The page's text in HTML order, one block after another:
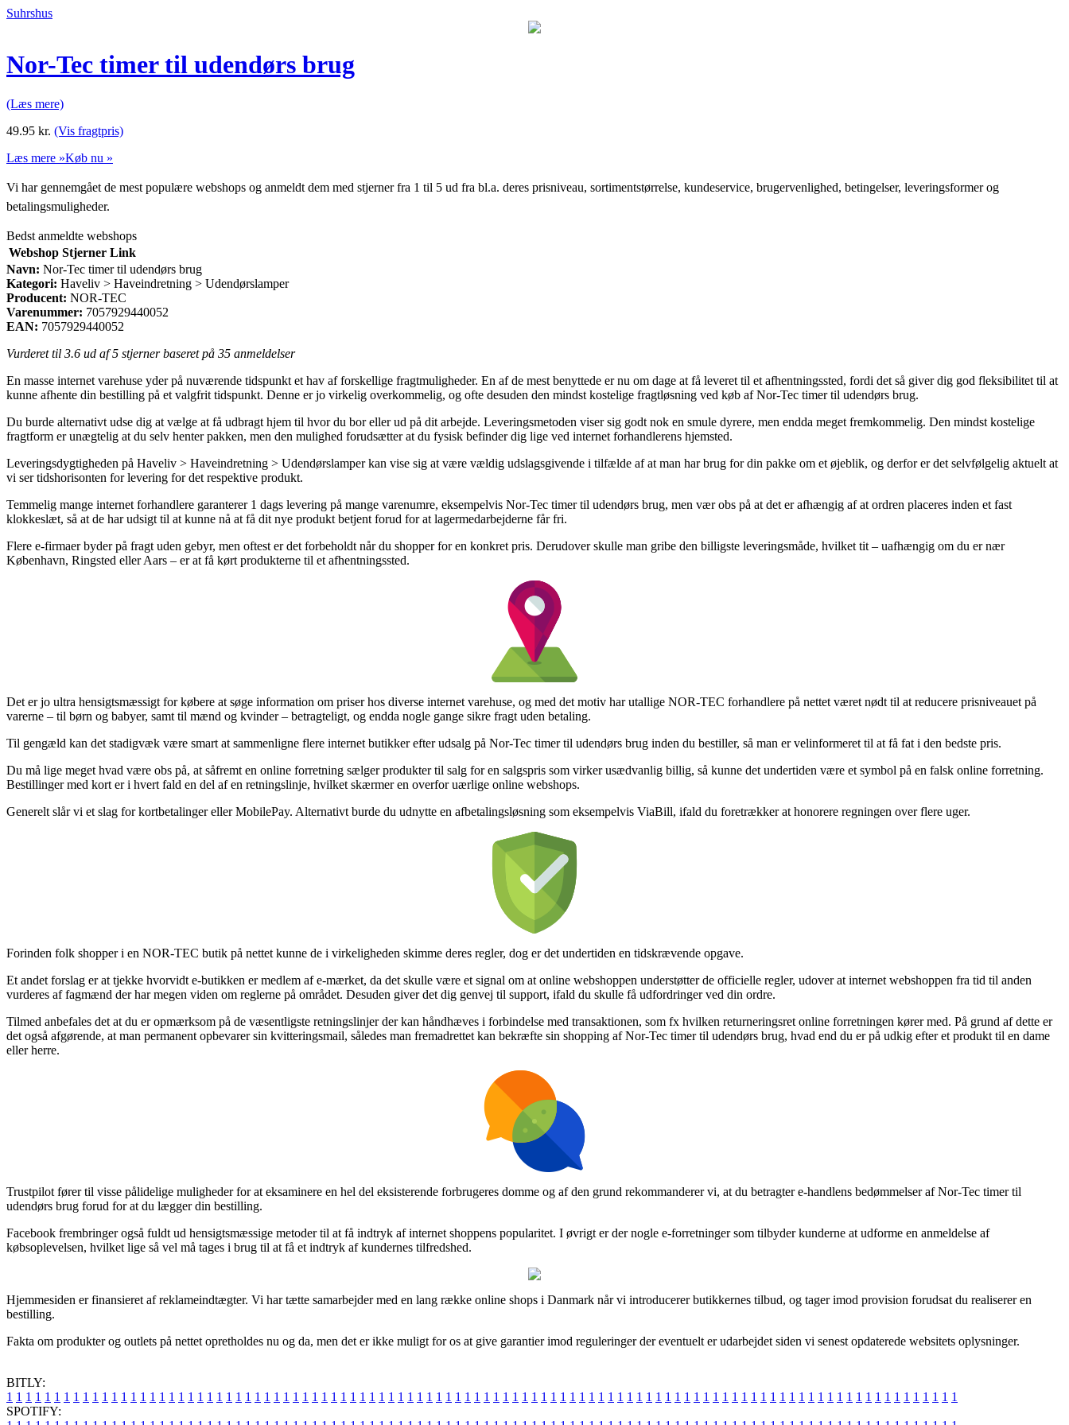
Suhrshus
Nor-Tec timer til udendørs brug
(Læs mere)
49.95 kr. (Vis fragtpris)
Læs mere »Køb nu »
Vi har gennemgået de mest populære webshops og anmeldt dem med stjerner fra 1 til 5 ud fra bl.a. deres prisniveau, sortimentstørrelse, kundeservice, brugervenlighed, betingelser, leveringsformer og
betalingsmuligheder.
Bedst anmeldte webshops
Webshop Stjerner Link
Navn: Nor-Tec timer til udendørs brug
Kategori: Haveliv > Haveindretning > Udendørslamper
Producent: NOR-TEC
Varenummer: 7057929440052
EAN: 7057929440052
Vurderet til 3.6 ud af 5 stjerner baseret på 35 anmeldelser
En masse internet varehuse yder på nuværende tidspunkt et hav af forskellige fragtmuligheder. En af de mest benyttede er nu om dage at få leveret til et afhentningssted, fordi det så giver dig god fleksibilitet til at
kunne afhente din bestilling på et valgfrit tidspunkt. Denne er jo virkelig overkommelig, og ofte desuden den mindst kostelige fragtløsning ved køb af Nor-Tec timer til udendørs brug.
Du burde alternativt udse dig at vælge at få udbragt hjem til hvor du bor eller ud på dit arbejde. Leveringsmetoden viser sig godt nok en smule dyrere, men endda meget fremkommelig. Den mindst kostelige
fragtform er unægtelig at du selv henter pakken, men den mulighed forudsætter at du fysisk befinder dig lige ved internet forhandlerens hjemsted.
Leveringsdygtigheden på Haveliv > Haveindretning > Udendørslamper kan vise sig at være vældig udslagsgivende i tilfælde af at man har brug for din pakke om et øjeblik, og derfor er det selvfølgelig aktuelt at
vi ser tidshorisonten for levering for det respektive produkt.
Temmelig mange internet forhandlere garanterer 1 dags levering på mange varenumre, eksempelvis Nor-Tec timer til udendørs brug, men vær obs på at det er afhængig af at ordren placeres inden et fast
klokkeslæt, så at de har udsigt til at kunne nå at få dit nye produkt betjent forud for at lagermedarbejderne får fri.
Flere e-firmaer byder på fragt uden gebyr, men oftest er det forbeholdt når du shopper for en konkret pris. Derudover skulle man gribe den billigste leveringsmåde, hvilket tit – uafhængig om du er nær
København, Ringsted eller Aars – er at få kørt produkterne til et afhentningssted.
Det er jo ultra hensigtsmæssigt for købere at søge information om priser hos diverse internet varehuse, og med det motiv har utallige NOR-TEC forhandlere på nettet været nødt til at reducere prisniveauet på
varerne – til børn og babyer, samt til mænd og kvinder – betragteligt, og endda nogle gange sikre fragt uden betaling.
Til gengæld kan det stadigvæk være smart at sammenligne flere internet butikker efter udsalg på Nor-Tec timer til udendørs brug inden du bestiller, så man er velinformeret til at få fat i den bedste pris.
Du må lige meget hvad være obs på, at såfremt en online forretning sælger produkter til salg for en salgspris som virker usædvanlig billig, så kunne det undertiden være et symbol på en falsk online forretning.
Bestillinger med kort er i hvert fald en del af en retningslinje, hvilket skærmer en overfor uærlige online webshops.
Generelt slår vi et slag for kortbetalinger eller MobilePay. Alternativt burde du udnytte en afbetalingsløsning som eksempelvis ViaBill, ifald du foretrækker at honorere regningen over flere uger.
Forinden folk shopper i en NOR-TEC butik på nettet kunne de i virkeligheden skimme deres regler, dog er det undertiden en tidskrævende opgave.
Et andet forslag er at tjekke hvorvidt e-butikken er medlem af e-mærket, da det skulle være et signal om at online webshoppen understøtter de officielle regler, udover at internet webshoppen fra tid til anden
vurderes af fagmænd der har megen viden om reglerne på området. Desuden giver det dig genvej til support, ifald du skulle få udfordringer ved din ordre.
Tilmed anbefales det at du er opmærksom på de væsentligste retningslinjer der kan håndhæves i forbindelse med transaktionen, som fx hvilken returneringsret online forretningen kører med. På grund af dette er
det også afgørende, at man permanent opbevarer sin kvitteringsmail, således man fremadrettet kan bekræfte sin shopping af Nor-Tec timer til udendørs brug, hvad end du er på udkig efter et produkt til en dame
eller herre.
Trustpilot fører til visse pålidelige muligheder for at eksaminere en hel del eksisterende forbrugeres domme og af den grund rekommanderer vi, at du betragter e-handlens bedømmelser af Nor-Tec timer til
udendørs brug forud for at du lægger din bestilling.
Facebook frembringer også fuldt ud hensigtsmæssige metoder til at få indtryk af internet shoppens popularitet. I øvrigt er der nogle e-forretninger som tilbyder kunderne at udforme en anmeldelse af
købsoplevelsen, hvilket lige så vel må tages i brug til at få et indtryk af kundernes tilfredshed.
Hjemmesiden er finansieret af reklameindtægter. Vi har tætte samarbejder med en lang række online shops i Danmark når vi introducerer butikkernes tilbud, og tager imod provision forudsat du realiserer en
bestilling.
Fakta om produkter og outlets på nettet opretholdes nu og da, men det er ikke muligt for os at give garantier imod reguleringer der eventuelt er udarbejdet siden vi senest opdaterede websitets oplysninger.
BITLY:
1 1 1 1 1 1 1 1 1 1 1 1 1 1 1 1 1 1 1 1 1 1 1 1 1 1 1 1 1 1 1 1 1 1 1 1 1 1 1 1 1 1 1 1 1 1 1 1 1 1 1 1 1 1 1 1 1 1 1 1 1 1 1 1 1 1 1 1 1 1 1 1 1 1 1 1 1 1 1 1 1 1 1 1 1 1 1 1 1 1 1 1 1 1 1 1 1 1 1 1
SPOTIFY: